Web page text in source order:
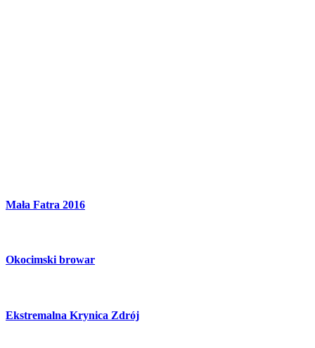
Mała Fatra 2016
Okocimski browar
Ekstremalna Krynica Zdrój